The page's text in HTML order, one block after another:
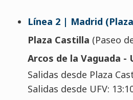
Línea 2 | Madrid
Plaza Castilla (Paseo
Arcos de la Vaguada -
Salidas desde Plaza
Salidas desde UFV: